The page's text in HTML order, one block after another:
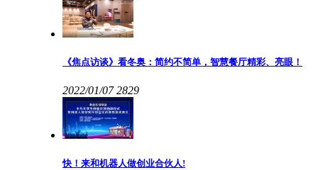
《焦点访谈》看冬奥：简约不简单，智慧餐厅精彩、亮眼！
2022/01/07 2829
快！来和机器人做创业合伙人!